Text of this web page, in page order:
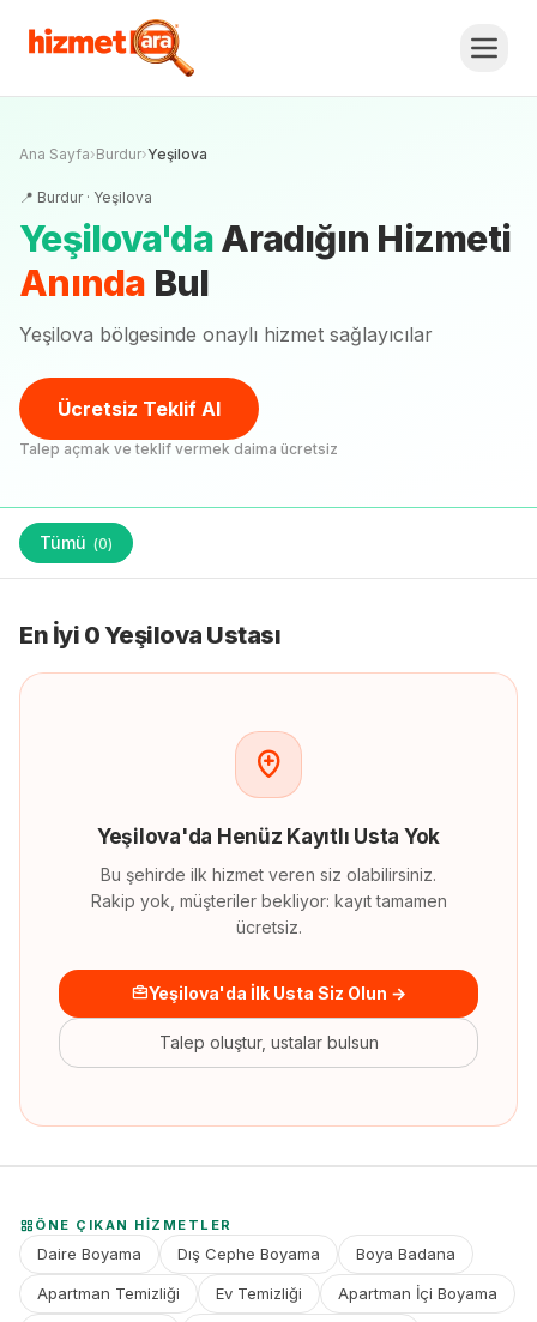
Ana Sayfa›Burdur›Yeşilova
📍 Burdur· Yeşilova
Yeşilova'da Aradığın Hizmeti
Anında Bul
Yeşilova bölgesinde onaylı hizmet sağlayıcılar
Ücretsiz Teklif Al
Talep açmak ve teklif vermek daima ücretsiz
Tümü (0)
En İyi 0 Yeşilova Ustası
Yeşilova'da Henüz Kayıtlı Usta Yok
Bu şehirde ilk hizmet veren siz olabilirsiniz.
Rakip yok, müşteriler bekliyor: kayıt tamamen
ücretsiz.
Yeşilova'da İlk Usta Siz Olun →
Talep oluştur, ustalar bulsun
ÖNE ÇIKAN HIZMETLER
Daire Boyama Dış Cephe Boyama Boya Badana
Apartman Temizliği Ev Temizliği Apartman İçi Boyama